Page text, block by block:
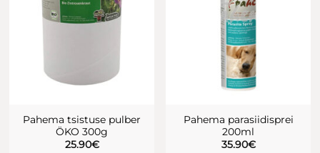
Pahema tsistuse pulber
ÖKO 300g
25.90€
Pahema parasiidisprei
200ml
35.90€